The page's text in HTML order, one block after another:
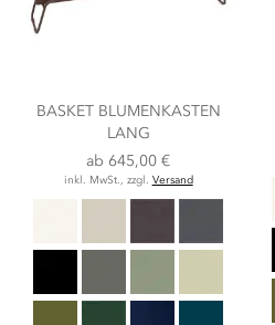
BASKET BLUMENKASTEN
LANG
ab 645,00 €
inkl. MwSt., zzgl. Versand